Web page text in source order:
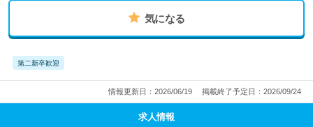
気になる
第二新卒歓迎
情報更新日：2026/06/19 掲載終了予定日：2026/09/24
求人情報